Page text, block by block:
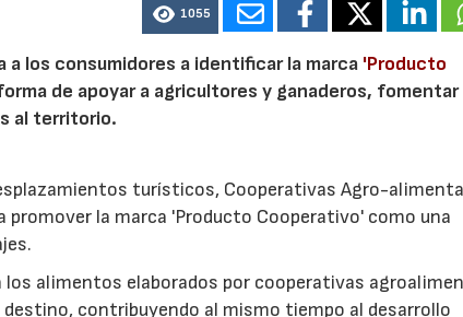
1055
a los consumidores a identificar la marca 'Producto
de apoyar a agricultores y ganaderos, fomentar
al territorio.
turísticos, Cooperativas Agro-
promover la marca 'Producto Cooperativo' como una
alimentos elaborados por cooperativas
contribuyendo al mismo tiempo al desarrollo